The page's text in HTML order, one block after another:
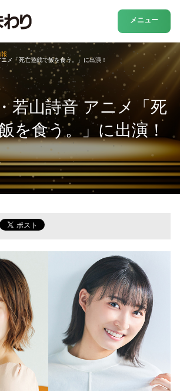
メニュー
若山詩音 アニメ「死
を食う。」に出演！
メ「死亡遊戯で飯を食う。」に出演！